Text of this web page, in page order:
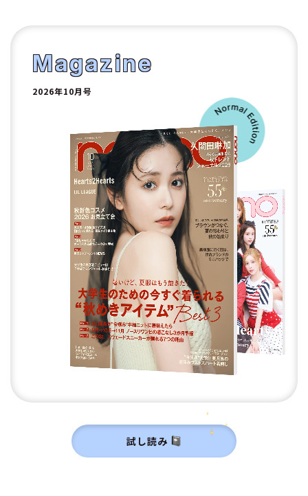
2
Magazine
2026年10月号
試し読み